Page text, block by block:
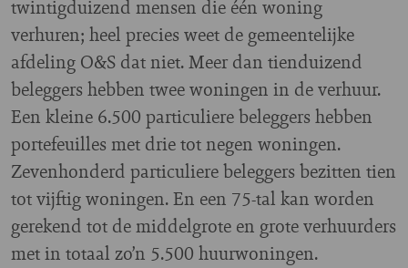
twintigduizend mensen die één woning
verhuren; heel precies weet de gemeentelijke
afdeling O&S dat niet. Meer dan tienduizend
beleggers hebben twee woningen in de verhuur.
Een kleine 6.500 particuliere beleggers hebben
portefeuilles met drie tot negen woningen.
Zevenhonderd particuliere beleggers bezitten tien
tot vijftig woningen. En een 75-tal kan worden
gerekend tot de middelgrote en grote verhuurders
met in totaal zo’n 5.500 huurwoningen.